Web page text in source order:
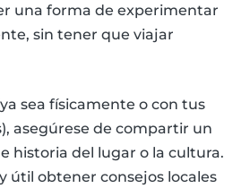
una forma de experimentar
sin tener que viajar
sea físicamente o con tus
asegúrese de compartir un
historia del lugar o la cultura.
útil obtener consejos locales